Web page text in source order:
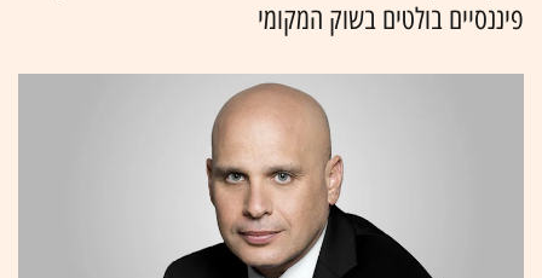
פיננסיים בולטים בשוק המקומי